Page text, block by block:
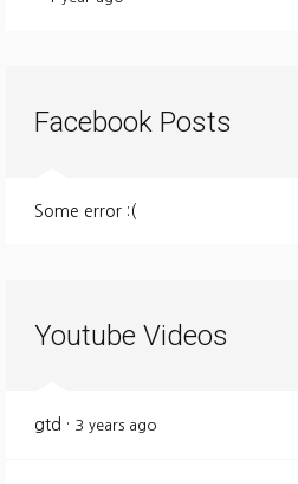
Facebook Posts
Some error :(
Youtube Videos
gtd · 3 years ago